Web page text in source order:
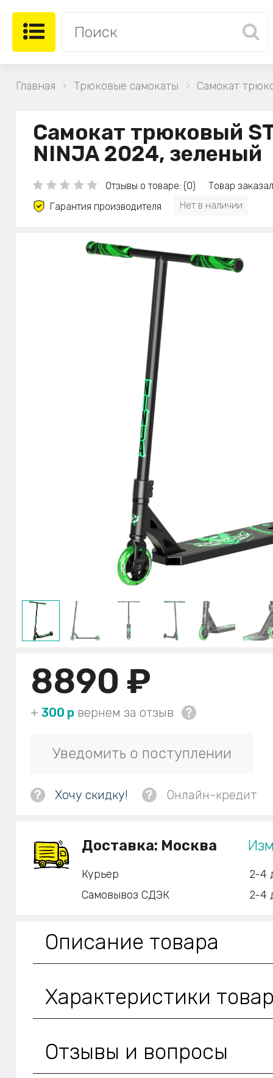
Главная Трюковые самокаты Самокат
Самокат трюковый
NINJA 2024, зеленый
Отзывы о товаре: (0)
Товар
Гарантия производителя
Нет в наличии
8890 ₽
+ 300 р вернем за отзыв
Уведомить о поступлении
? Хочу скидку! ? Онлайн-кредит
Доставка: Москва
Курьер
2-4
Самовывоз СДЭК
2-4
Описание товара
Характеристики
Отзывы и вопросы